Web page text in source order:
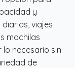
y
viajes
mochilas
necesario sin
de